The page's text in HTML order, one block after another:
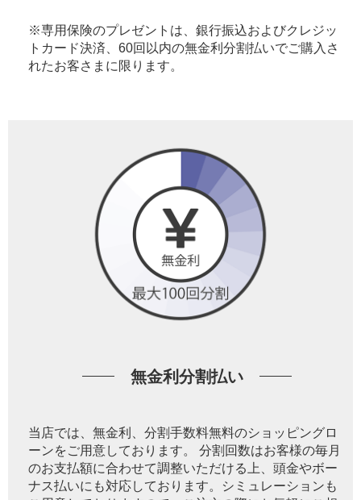
※専用保険のプレゼントは、銀行振込およびクレジッ
トカード決済、60回以内の無金利分割払いでご購入さ
れたお客さまに限ります。
無金利分割払い
当店では、無金利、分割手数料無料のショッピングロ
ーンをご用意しております。 分割回数はお客様の毎月
のお支払額に合わせて調整いただける上、頭金やボー
ナス払いにも対応しております。シミュレーションも